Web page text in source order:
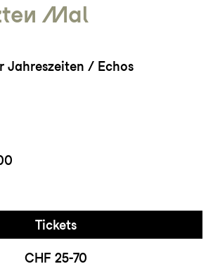
Mal
Jahreszeiten / Echos
Tickets
CHF 25-70